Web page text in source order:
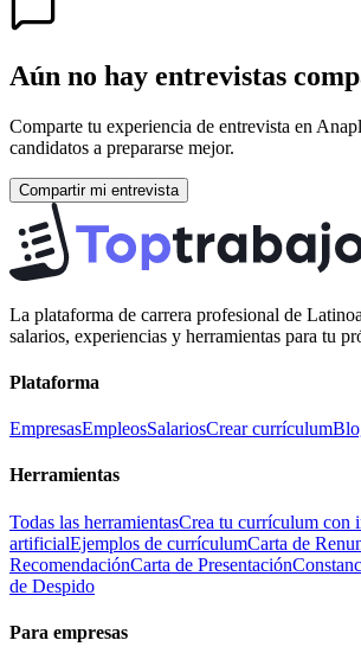
Aún no hay entrevistas
Comparte tu experiencia de entrevista en
candidatos a prepararse mejor.
Compartir mi entrevista
La plataforma de carrera profesional de
salarios, experiencias y herramientas para tu
Plataforma
EmpresasEmpleosSalariosCrear currículum
Herramientas
Todas las herramientasCrea tu currículum con
artificialEjemplos de currículumCarta de
RecomendaciónCarta de Presentación
de Despido
Para empresas